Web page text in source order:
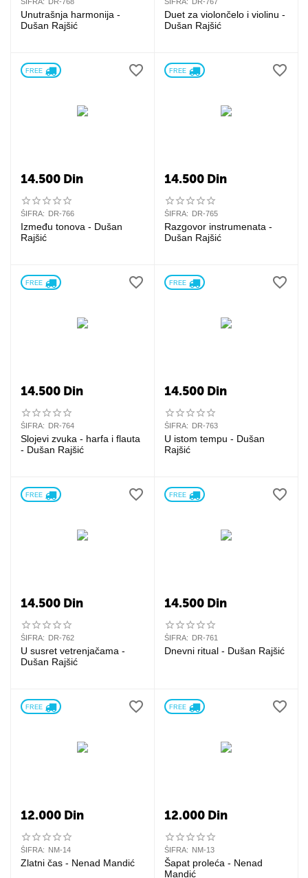
Unutrašnja harmonija -
Dušan Rajšić
Duet za violončelo i violinu -
Dušan Rajšić
FREE
14.500 Din
ŠIFRA: DR-766
Između tonova - Dušan
Rajšić
FREE
14.500 Din
ŠIFRA: DR-765
Razgovor instrumenata -
Dušan Rajšić
FREE
14.500 Din
ŠIFRA: DR-764
Slojevi zvuka - harfa i flauta
- Dušan Rajšić
FREE
14.500 Din
ŠIFRA: DR-763
U istom tempu - Dušan
Rajšić
FREE
14.500 Din
ŠIFRA: DR-762
U susret vetrenjačama -
Dušan Rajšić
FREE
14.500 Din
ŠIFRA: DR-761
Dnevni ritual - Dušan Rajšić
FREE
12.000 Din
ŠIFRA: NM-14
Zlatni čas - Nenad Mandić
FREE
12.000 Din
ŠIFRA: NM-13
Šapat proleća - Nenad
Mandić